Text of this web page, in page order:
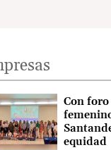
Con
equidad